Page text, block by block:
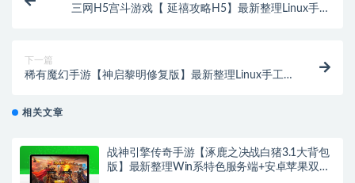
三网H5宫斗游戏【 延禧攻略H5】最新整理Linux手工
下一篇
稀有魔幻手游【神启黎明修复版】最新整理Linux手工
相关文章
战神引擎传奇手游【涿鹿之决战白猪3.1大背包
版】最新整理Win系特色服务端+安卓苹果双端